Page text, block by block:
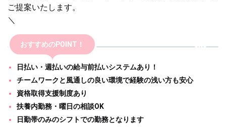
ご提案いたします。
＼
おすすめのPOINT！
日払い・週払いの給与前払いシステムあり！
チームワークと風通しの良い環境で経験の浅い方も安心
資格取得支援制度あり
扶養内勤務・曜日の相談OK
日勤帯のみのシフトでの勤務となります